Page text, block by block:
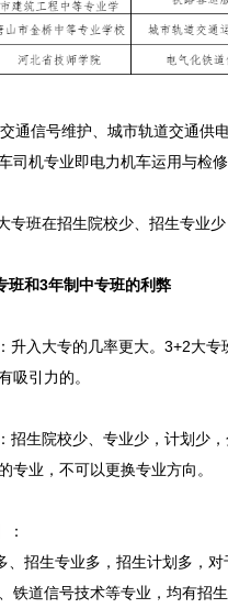
通信号维护、城市轨道交通供
司机专业即电力机车运用与检
班在招生院校少、招生专业
和3年制中专班的利弊
入大专的几率更大。3+2大专
吸引力的。
生院校少、专业少，计划少
专业，不可以更换专业方向。
招生专业多，招生计划多，
铁道信号技术等专业，均有招